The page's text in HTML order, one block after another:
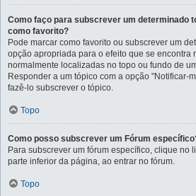
Como faço para subscrever um determinado
como favorito?
Pode marcar como favorito ou subscrever um
opção apropriada para o efeito que se encontra
normalmente localizadas no topo ou fundo de
Responder a um tópico com a opção "Notificar-
fazê-lo subscrever o tópico.
Topo
Como posso subscrever um Fórum
Para subscrever um fórum específico, clique no
parte inferior da página, ao entrar no fórum.
Topo